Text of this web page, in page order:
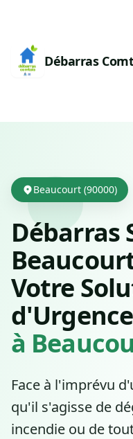
Débarras
Beaucourt (90000)
Débarras
Votre
à
Face à l'imprévu
qu'il s'agisse de
incendie ou de